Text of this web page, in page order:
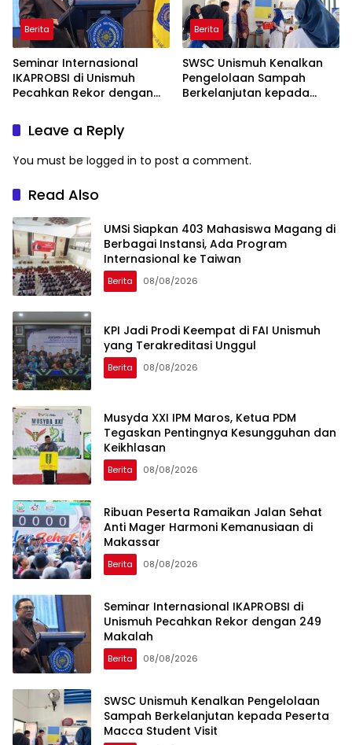
Berita
Seminar Internasional
IKAPROBSI di Unismuh
Pecahkan Rekor dengan
Berita
SWSC Unismuh Kenalkan
Pengelolaan Sampah
Berkelanjutan kepada
Leave a Reply
You must be logged in to post a comment.
Read Also
UMSi Siapkan 403 Mahasiswa Magang di
Berbagai Instansi, Ada Program
Internasional ke Taiwan
Berita 08/08/2026
KPI Jadi Prodi Keempat di FAI Unismuh
yang Terakreditasi Unggul
Berita 08/08/2026
Musyda XXI IPM Maros, Ketua PDM
Tegaskan Pentingnya Kesungguhan dan
Keikhlasan
Berita 08/08/2026
Ribuan Peserta Ramaikan Jalan Sehat
Anti Mager Harmoni Kemanusiaan di
Makassar
Berita 08/08/2026
Seminar Internasional IKAPROBSI di
Unismuh Pecahkan Rekor dengan 249
Makalah
Berita 08/08/2026
SWSC Unismuh Kenalkan Pengelolaan
Sampah Berkelanjutan kepada Peserta
Macca Student Visit